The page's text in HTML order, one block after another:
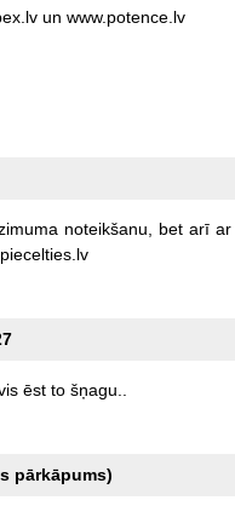
un www.potence.lv
noteikšanu, bet arī ar
ēst to šņagu..
pārkāpums)